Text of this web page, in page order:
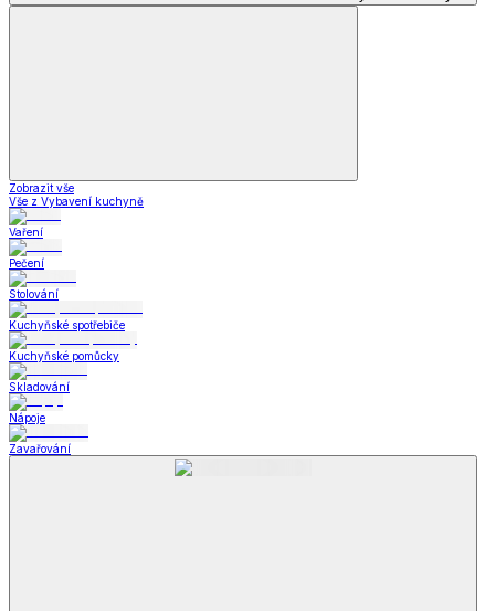
Zobrazit vše
Vše z Vybavení kuchyně
Vaření
Pečení
Stolování
Kuchyňské spotřebiče
Kuchyňské pomůcky
Skladování
Nápoje
Zavařování